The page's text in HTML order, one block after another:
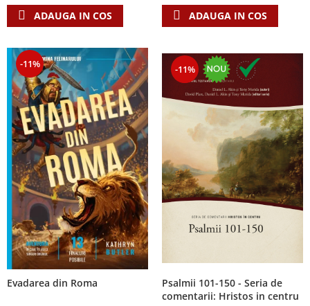
ADAUGA IN COS ADAUGA IN COS
-11%
Evadarea din Roma
-11%
Psalmii 101-150 - Seria de
comentarii: Hristos in centru